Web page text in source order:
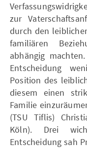
zur
durch den
familiären
abhängig
Entscheidung
Position des
diesem einen
Familie
(TSU Tiflis)
Köln). Drei
Entscheidung sah